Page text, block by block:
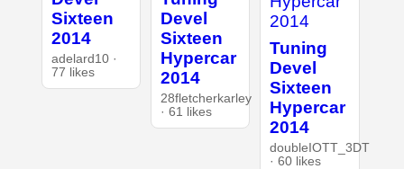
Sixteen
2014
adelard10 ·
77 likes
Devel
Sixteen
Hypercar
2014
28fletcherkarley
· 61 likes
Tuning
Devel
Sixteen
Hypercar
2014
doubleIOTT_3DT
· 60 likes